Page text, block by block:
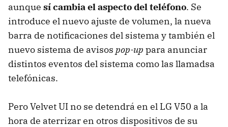
aunque sí cambia el aspecto del teléfono. Se
introduce el nuevo ajuste de volumen, la nueva
barra de notificaciones del sistema y también el
nuevo sistema de avisos pop-up para anunciar
distintos eventos del sistema como las llamadsa
telefónicas.
Pero Velvet UI no se detendrá en el LG V50 a la
hora de aterrizar en otros dispositivos de su